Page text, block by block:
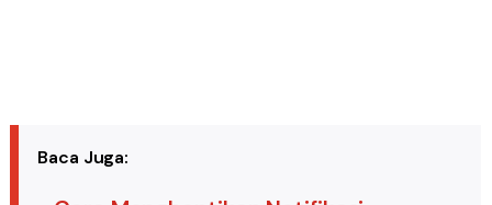
Baca Juga: